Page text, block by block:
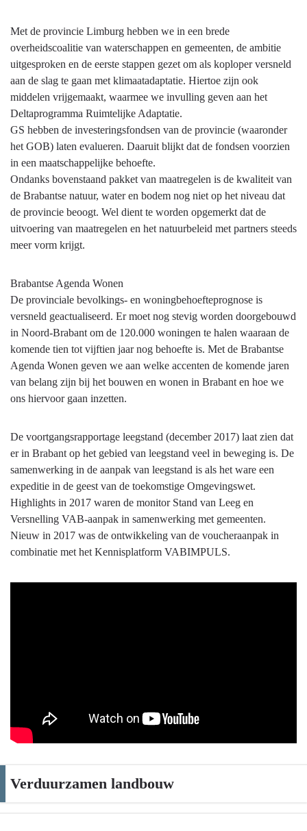
Met de provincie Limburg hebben we in een brede
overheidscoalitie van waterschappen en gemeenten, de ambitie
uitgesproken en de eerste stappen gezet om als koploper versneld
aan de slag te gaan met klimaatadaptatie. Hiertoe zijn ook
middelen vrijgemaakt, waarmee we invulling geven aan het
Deltaprogramma Ruimtelijke Adaptatie.
GS hebben de investeringsfondsen van de provincie (waaronder
het GOB) laten evalueren. Daaruit blijkt dat de fondsen voorzien
in een maatschappelijke behoefte.
Ondanks bovenstaand pakket van maatregelen is de kwaliteit van
de Brabantse natuur, water en bodem nog niet op het niveau dat
de provincie beoogt. Wel dient te worden opgemerkt dat de
uitvoering van maatregelen en het natuurbeleid met partners steeds
meer vorm krijgt.
Brabantse Agenda Wonen
De provinciale bevolkings- en woningbehoefteprognose is
versneld geactualiseerd. Er moet nog stevig worden doorgebouwd
in Noord-Brabant om de 120.000 woningen te halen waaraan de
komende tien tot vijftien jaar nog behoefte is. Met de Brabantse
Agenda Wonen geven we aan welke accenten de komende jaren
van belang zijn bij het bouwen en wonen in Brabant en hoe we
ons hiervoor gaan inzetten.
De voortgangsrapportage leegstand (december 2017) laat zien dat
er in Brabant op het gebied van leegstand veel in beweging is. De
samenwerking in de aanpak van leegstand is als het ware een
expeditie in de geest van de toekomstige Omgevingswet.
Highlights in 2017 waren de monitor Stand van Leeg en
Versnelling VAB-aanpak in samenwerking met gemeenten.
Nieuw in 2017 was de ontwikkeling van de voucheraanpak in
combinatie met het Kennisplatform VABIMPULS.
Verduurzamen landbouw